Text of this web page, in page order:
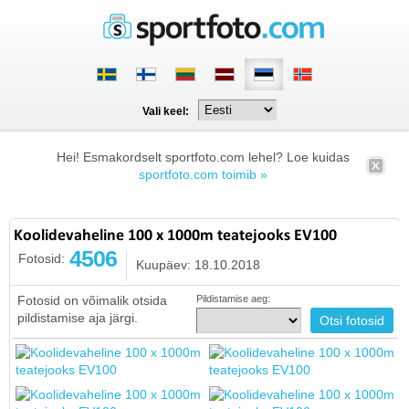
Vali keel:
Hei! Esmakordselt sportfoto.com lehel? Loe kuidas
sportfoto.com toimib »
Koolidevaheline 100 x 1000m teatejooks EV100
Fotosid: 4506 Kuupäev: 18.10.2018
Fotosid on võimalik otsida
pildistamise aja järgi.
Pildistamise aeg: